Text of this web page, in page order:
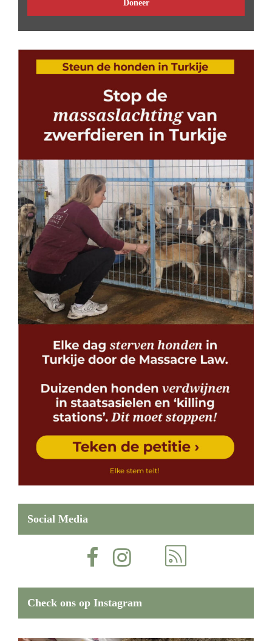
Doneer
Social Media
Check ons op Instagram